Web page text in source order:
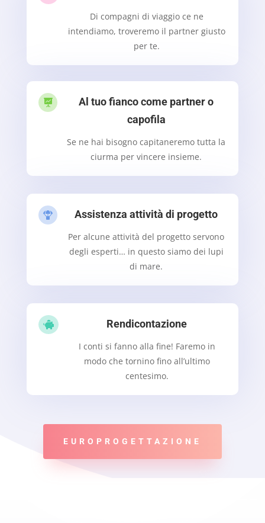
Di compagni di viaggio ce ne
intendiamo, troveremo il partner giusto
per te.

Al tuo fianco come partner o
capofila
Se ne hai bisogno capitaneremo tutta la
ciurma per vincere insieme.
 Assistenza attività di progetto
Per alcune attività del progetto servono
degli esperti… in questo siamo dei lupi
di mare.
 Rendicontazione
I conti si fanno alla fine! Faremo in
modo che tornino fino all’ultimo
centesimo.
EUROPROGETTAZIONE